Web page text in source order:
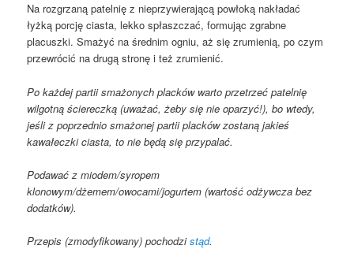
Na rozgrzaną patelnię z nieprzywierającą powłoką nakładać
łyżką porcję ciasta, lekko spłaszczać, formując zgrabne
placuszki. Smażyć na średnim ogniu, aż się zrumienią, po czym
przewrócić na drugą stronę i też zrumienić.
Po każdej partii smażonych placków warto przetrzeć patelnię
wilgotną ściereczką (uważać, żeby się nie oparzyć!), bo wtedy,
jeśli z poprzednio smażonej partii placków zostaną jakieś
kawałeczki ciasta, to nie będą się przypalać.
Podawać z miodem/syropem
klonowym/dżemem/owocami/jogurtem (wartość odżywcza bez
dodatków).
Przepis (zmodyfikowany) pochodzistąd.